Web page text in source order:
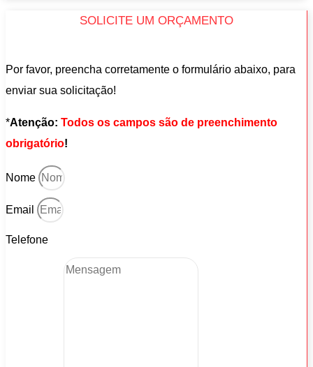
SOLICITE UM ORÇAMENTO
Por favor, preencha corretamente o formulário abaixo, para
enviar sua solicitação!
*Atenção: Todos os campos são de preenchimento
obrigatório!
Nome
Email
Telefone